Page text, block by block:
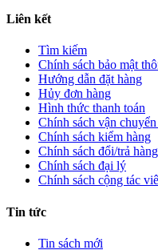
Liên kết
Tìm kiếm
Chính sách bảo mật
Hướng dẫn đặt hàng
Hủy đơn hàng
Hình thức thanh toán
Chính sách vận
Chính sách kiểm hàng
Chính sách đổi/trả
Chính sách đại lý
Chính sách cộng tác
Tin tức
Tin sách mới